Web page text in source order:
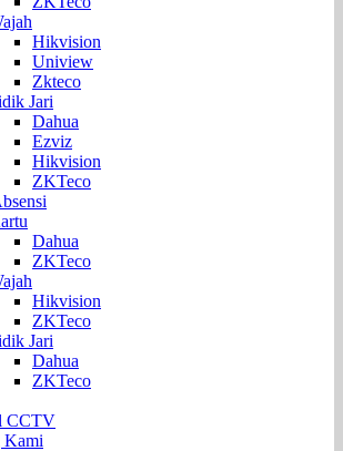
Hikvision
Uniview
Zkteco
Jari
Dahua
Ezviz
Hikvision
ZKTeco
Dahua
ZKTeco
Hikvision
ZKTeco
Jari
Dahua
ZKTeco
CCTV
Kami